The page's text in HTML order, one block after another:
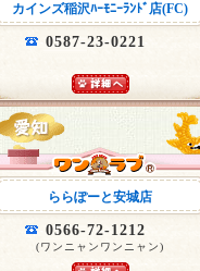
カインズ稲沢ﾊｰﾓﾆｰﾗﾝﾄﾞ店(FC)
0587-23-0221
ららぽーと安城店
0566-72-1212
(ワンニャンワンニャン)